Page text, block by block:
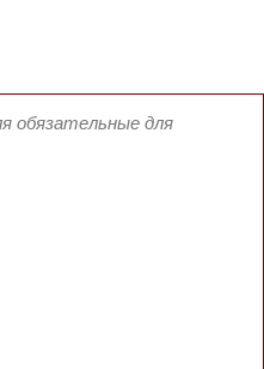
обязательные для